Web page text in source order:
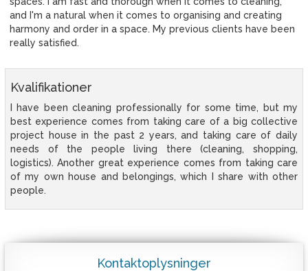
and I'm a natural when it comes to organising and creating
harmony and order in a space. My previous clients have been
really satisfied.
Kvalifikationer
I have been cleaning professionally for some time, but my
best experience comes from taking care of a big collective
project house in the past 2 years, and taking care of daily
needs of the people living there (cleaning, shopping,
logistics). Another great experience comes from taking care
of my own house and belongings, which I share with other
people.
Kontaktoplysninger